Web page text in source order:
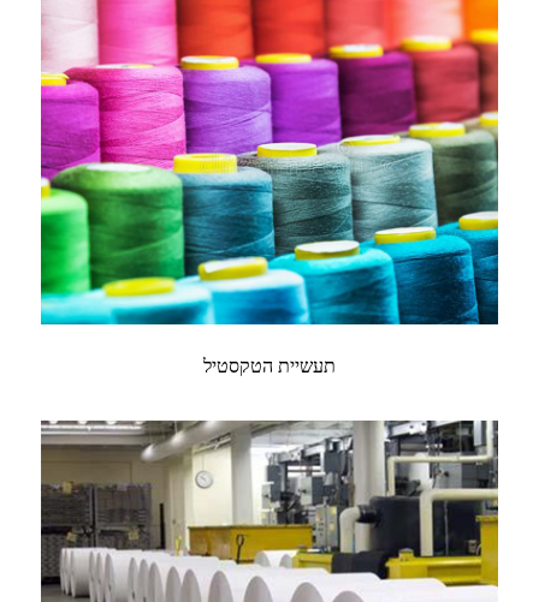
תעשיית הטקסטיל